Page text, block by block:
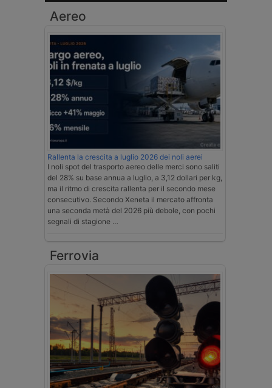
Aereo
Rallenta la crescita a luglio 2026 dei noli aerei
I noli spot del trasporto aereo delle merci sono saliti
del 28% su base annua a luglio, a 3,12 dollari per kg,
ma il ritmo di crescita rallenta per il secondo mese
consecutivo. Secondo Xeneta il mercato affronta
una seconda metà del 2026 più debole, con pochi
segnali di stagione …
Ferrovia